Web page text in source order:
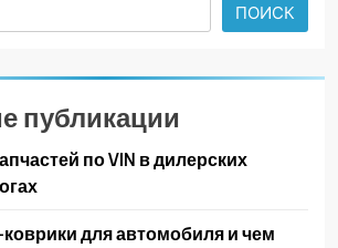
ПОИСК
публикации
по VIN в дилерских
коврики для автомобиля и чем